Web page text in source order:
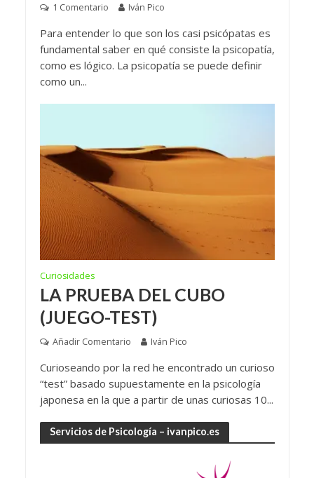
1 Comentario Iván Pico
Para entender lo que son los casi psicópatas es
fundamental saber en qué consiste la psicopatía,
como es lógico. La psicopatía se puede definir
como un...
Curiosidades
LA PRUEBA DEL CUBO
(JUEGO-TEST)
Añadir Comentario Iván Pico
Curioseando por la red he encontrado un curioso
“test” basado supuestamente en la psicología
japonesa en la que a partir de unas curiosas 10...
Servicios de Psicología – ivanpico.es